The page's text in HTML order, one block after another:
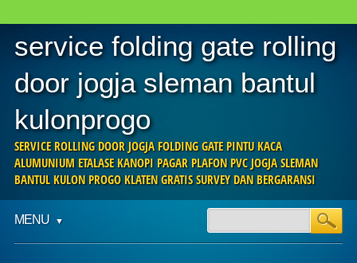
service folding gate rolling
door jogja sleman bantul
kulonprogo
SERVICE ROLLING DOOR JOGJA FOLDING GATE PINTU KACA
ALUMUNIUM ETALASE KANOPI PAGAR PLAFON PVC JOGJA SLEMAN
BANTUL KULON PROGO KLATEN GRATIS SURVEY DAN BERGARANSI
Main menu
content
MENU